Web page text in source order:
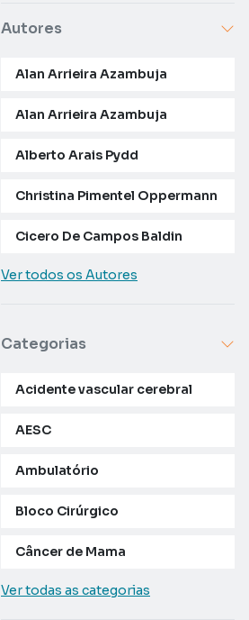
Autores
Alan Arrieira Azambuja
Alan Arrieira Azambuja
Alberto Arais Pydd
Christina Pimentel Oppermann
Cicero De Campos Baldin
Ver todos os Autores
Categorias
Acidente vascular cerebral
AESC
Ambulatório
Bloco Cirúrgico
Câncer de Mama
Ver todas as categorias